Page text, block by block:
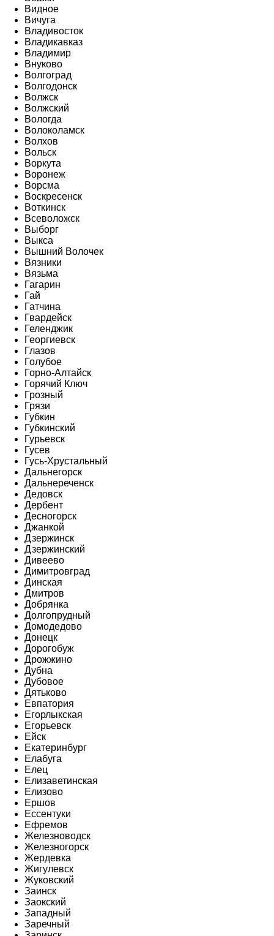
Видное
Вичуга
Владивосток
Владикавказ
Владимир
Внуково
Волгоград
Волгодонск
Волжск
Волжский
Вологда
Волоколамск
Волхов
Вольск
Воркута
Воронеж
Ворсма
Воскресенск
Воткинск
Всеволожск
Выборг
Выкса
Вышний Волочек
Вязники
Вязьма
Гагарин
Гай
Гатчина
Гвардейск
Геленджик
Георгиевск
Глазов
Голубое
Горно-Алтайск
Горячий Ключ
Грозный
Грязи
Губкин
Губкинский
Гурьевск
Гусев
Гусь-Хрустальный
Дальнегорск
Дальнереченск
Дедовск
Дербент
Десногорск
Джанкой
Дзержинск
Дзержинский
Дивеево
Димитровград
Динская
Дмитров
Добрянка
Долгопрудный
Домодедово
Донецк
Дорогобуж
Дрожжино
Дубна
Дубовое
Дятьково
Евпатория
Егорлыкская
Егорьевск
Ейск
Екатеринбург
Елабуга
Елец
Елизаветинская
Елизово
Ершов
Ессентуки
Ефремов
Железноводск
Железногорск
Жердевка
Жигулевск
Жуковский
Заинск
Заокский
Западный
Заречный